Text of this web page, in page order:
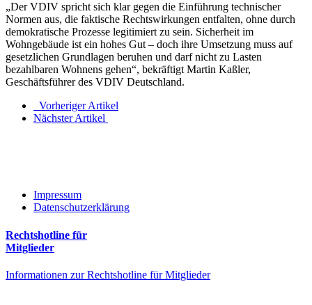
„Der VDIV spricht sich klar gegen die Einführung technischer
Normen aus, die faktische Rechtswirkungen entfalten, ohne durch
demokratische Prozesse legitimiert zu sein. Sicherheit im
Wohngebäude ist ein hohes Gut – doch ihre Umsetzung muss auf
gesetzlichen Grundlagen beruhen und darf nicht zu Lasten
bezahlbaren Wohnens gehen“, bekräftigt Martin Kaßler,
Geschäftsführer des VDIV Deutschland.
Vorheriger Artikel
Nächster Artikel
Impressum
Datenschutzerklärung
Rechtshotline für
Mitglieder
Informationen zur Rechtshotline für Mitglieder